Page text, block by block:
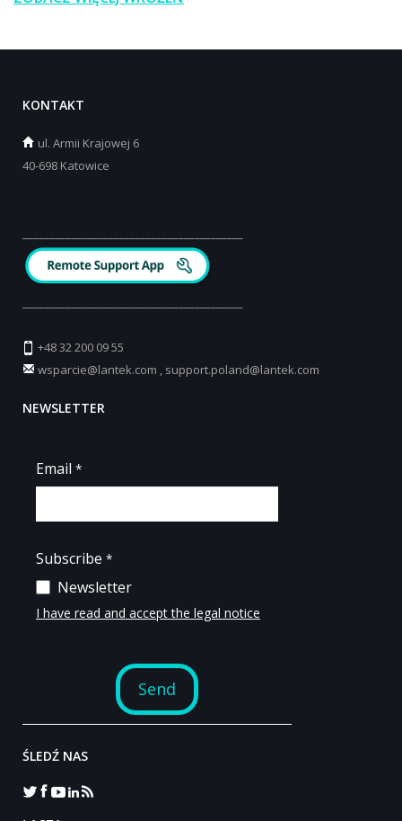
KONTAKT
ul. Armii Krajowej 6
40-698 Katowice
+48 32 200 09 55
wsparcie@lantek.com , support.poland@lantek.com
NEWSLETTER
ŚLEDŹ NAS